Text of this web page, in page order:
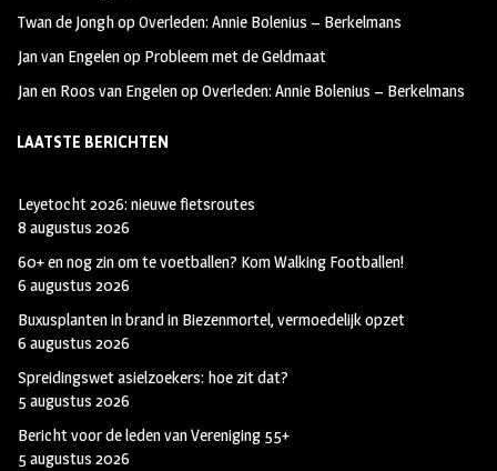
Twan de JonghopOverleden: Annie Bolenius – Berkelmans
Jan van Engelenop Probleem met de Geldmaat
Jan en Roos van EngelenopOverleden: Annie Bolenius – Berkelmans
LAATSTE BERICHTEN
Leyetocht 2026: nieuwe fietsroutes
8 augustus 2026
60+ en nog zin om te voetballen? Kom Walking Footballen!
6 augustus 2026
Buxusplanten in brand in Biezenmortel, vermoedelijk opzet
6 augustus 2026
Spreidingswet asielzoekers: hoe zit dat?
5 augustus 2026
Bericht voor de leden van Vereniging 55+
5 augustus 2026